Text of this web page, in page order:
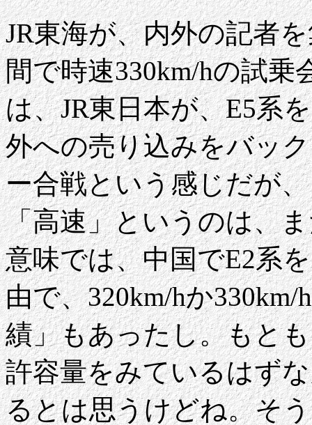
JR東海が、内外の記者
間で時速330km/hの試
は、JR東日本が、E5系
外への売り込みをバッ
ー合戦という感じだが
「高速」というのは、
意味では、中国でE2系
由で、320km/hか
績」もあったし。もと
許容量をみているはず
るとは思うけどね。そ